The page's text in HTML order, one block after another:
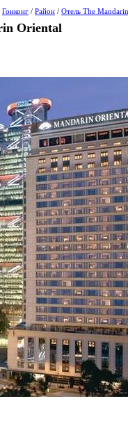
Гонконг / Район / Отель The
Oriental